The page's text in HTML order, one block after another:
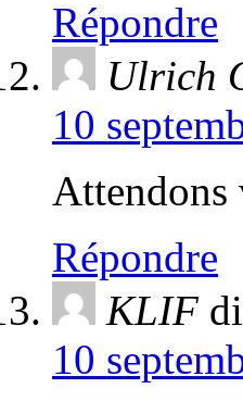
Répondre
Ulrich
10
Répondre
KLIF
10